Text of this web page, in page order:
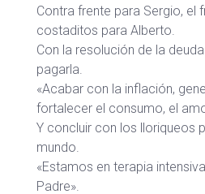
Contra frente para Sergio, el
costaditos para Alberto.
Con la resolución de la
pagarla.
«Acabar con la inflación,
fortalecer el consumo, el
Y concluir con los lloriqueos
mundo.
«Estamos en terapia
Padre».